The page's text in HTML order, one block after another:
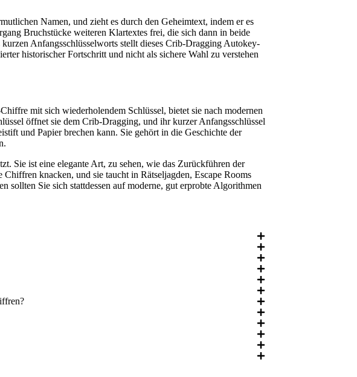
Namen, und zieht es durch den Geheimtext, indem er es
Bruchstücke weiteren Klartextes frei, die sich dann in beide
Anfangsschlüsselworts stellt dieses Crib-Dragging Autokey-
historischer Fortschritt und nicht als sichere Wahl zu verstehen
mit sich wiederholendem Schlüssel, bietet sie nach modernen
öffnet sie dem Crib-Dragging, und ihr kurzer Anfangsschlüssel
und Papier brechen kann. Sie gehört in die Geschichte der
Sie ist eine elegante Art, zu sehen, wie das Zurückführen der
knacken, und sie taucht in Rätseljagden, Escape Rooms
sollten Sie sich stattdessen auf moderne, gut erprobte Algorithmen